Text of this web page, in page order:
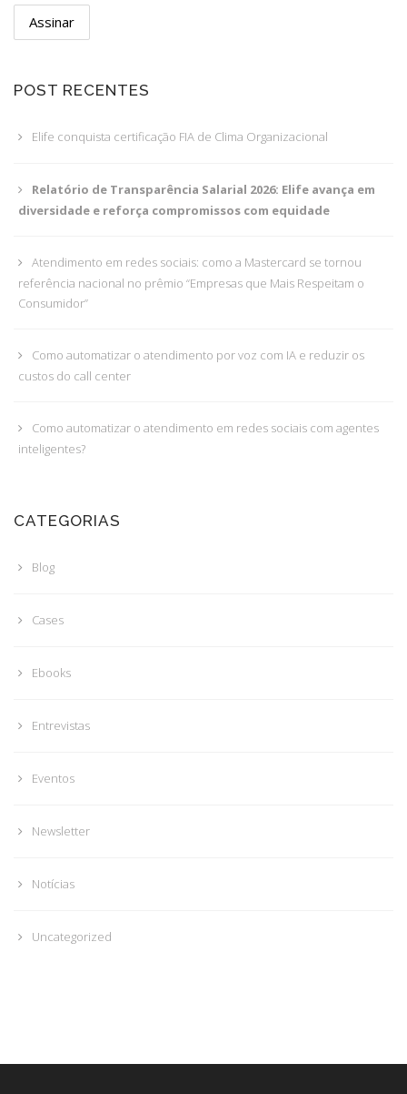
POST RECENTES
Elife conquista certificação FIA de Clima Organizacional
Relatório de Transparência Salarial 2026: Elife avança em
diversidade e reforça compromissos com equidade
Atendimento em redes sociais: como a Mastercard se tornou
referência nacional no prêmio “Empresas que Mais Respeitam o
Consumidor”
Como automatizar o atendimento por voz com IA e reduzir os
custos do call center
Como automatizar o atendimento em redes sociais com agentes
inteligentes?
CATEGORIAS
Blog
Cases
Ebooks
Entrevistas
Eventos
Newsletter
Notícias
Uncategorized